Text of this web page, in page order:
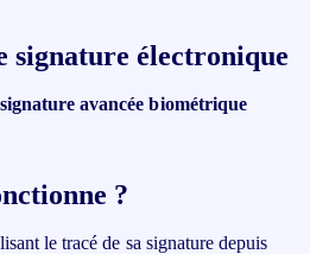
signature électronique
signature avancée biométrique
?
le tracé de sa signaturedepuis